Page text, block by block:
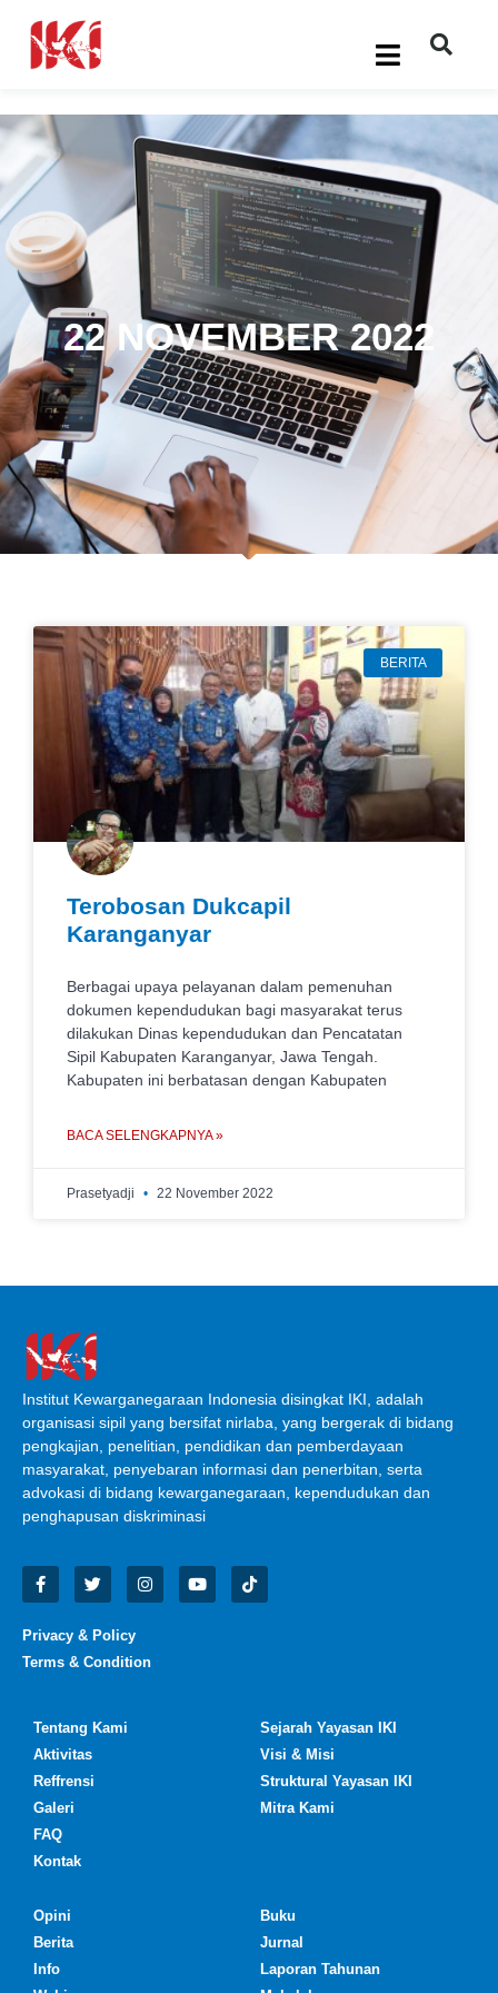
22 NOVEMBER 2022
BERITA
Terobosan Dukcapil
Karanganyar
Berbagai upaya pelayanan dalam pemenuhan
dokumen kependudukan bagi masyarakat terus
dilakukan Dinas kependudukan dan Pencatatan
Sipil Kabupaten Karanganyar, Jawa Tengah.
Kabupaten ini berbatasan dengan Kabupaten
BACA SELENGKAPNYA »
Prasetyadji 22 November 2022
Institut Kewarganegaraan Indonesia disingkat IKI, adalah
organisasi sipil yang bersifat nirlaba, yang bergerak di bidang
pengkajian, penelitian, pendidikan dan pemberdayaan
masyarakat, penyebaran informasi dan penerbitan, serta
advokasi di bidang kewarganegaraan, kependudukan dan
penghapusan diskriminasi
Privacy & Policy
Terms & Condition
Tentang Kami
Aktivitas
Reffrensi
Galeri
FAQ
Kontak
Sejarah Yayasan IKI
Visi & Misi
Struktural Yayasan IKI
Mitra Kami
Opini
Berita
Info
Buku
Jurnal
Laporan Tahunan